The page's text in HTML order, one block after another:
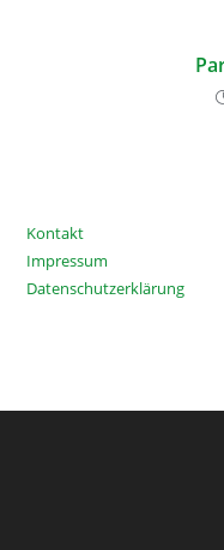
Kontakt
Impressum
Datenschutzerklärung